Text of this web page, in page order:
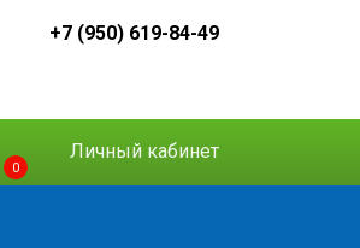
+7 (950) 619-84-49
0
Личный кабинет